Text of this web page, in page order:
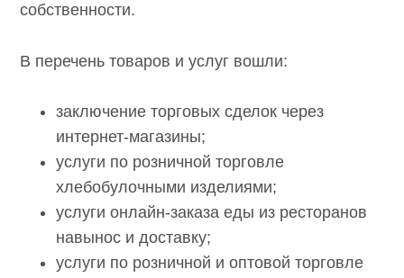
собственности.
В перечень товаров и услуг вошли:
заключение торговых сделок через
интернет-магазины;
услуги по розничной торговле
хлебобулочными изделиями;
услуги онлайн-заказа еды из ресторанов
навынос и доставку;
услуги по розничной и оптовой торговле